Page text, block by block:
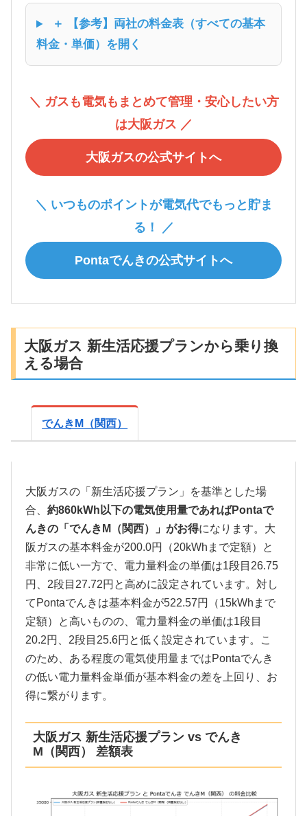
＋ 【参考】両社の料金表（すべての基本
料金・単価）を開く
＼ ガスも電気もまとめて管理・安心したい方
は大阪ガス ／
大阪ガスの公式サイトへ
＼ いつものポイントが電気代でもっと貯ま
る！ ／
Pontaでんきの公式サイトへ
大阪ガス 新生活応援プランから乗り換
える場合
でんきM（関西）
大阪ガスの「新生活応援プラン」を基準とした場
合、 約860kWh以下の電気使用量であればPontaで
んきの「でんきM（関西）」がお得になります。大
阪ガスの基本料金が200.0円（20kWhまで定額）と
非常に低い一方で、電力量料金の単価は1段目26.75
円、2段目27.72円と高めに設定されています。対し
てPontaでんきは基本料金が522.57円（15kWhまで
定額）と高いものの、電力量料金の単価は1段目
20.2円、2段目25.6円と低く設定されています。こ
のため、ある程度の電気使用量まではPontaでんき
の低い電力量料金単価が基本料金の差を上回り、お
得に繋がります。
大阪ガス 新生活応援プラン vs でんき
M（関西） 差額表